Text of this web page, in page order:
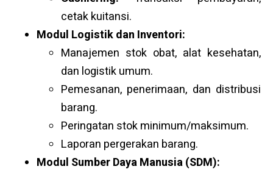
cetak kuitansi.
Modul Logistik dan Inventori:
Manajemen stok obat, alat kesehatan,
dan logistik umum.
Pemesanan, penerimaan, dan distribusi
barang.
Peringatan stok minimum/maksimum.
Laporan pergerakan barang.
Modul Sumber Daya Manusia (SDM):